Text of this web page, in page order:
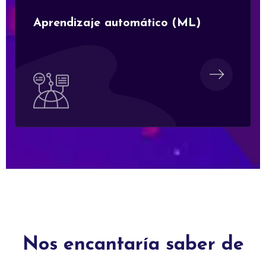
Aprendizaje automático (ML)
Nos encantaría saber de